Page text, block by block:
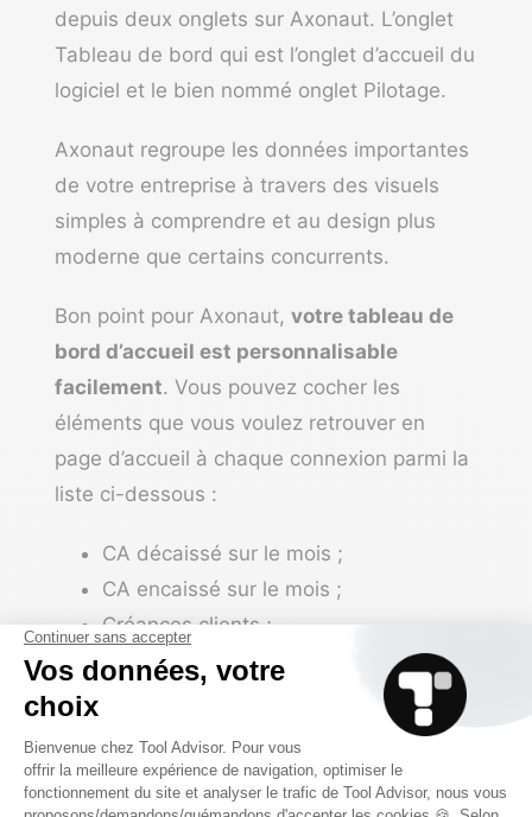
depuis deux onglets sur Axonaut. L’onglet
Tableau de bord qui est l’onglet d’accueil du
logiciel et le bien nommé onglet Pilotage.
Axonaut regroupe les données importantes
de votre entreprise à travers des visuels
simples à comprendre et au design plus
moderne que certains concurrents.
Bon point pour Axonaut, votre tableau de
bord d’accueil est personnalisable
facilement. Vous pouvez cocher les
éléments que vous voulez retrouver en
page d’accueil à chaque connexion parmi la
liste ci-dessous :
CA décaissé sur le mois ;
CA encaissé sur le mois ;
Créances clients ;
Dettes fournisseurs ;
Prévisionnel de CA ;
Prévisionnel de trésorerie ;